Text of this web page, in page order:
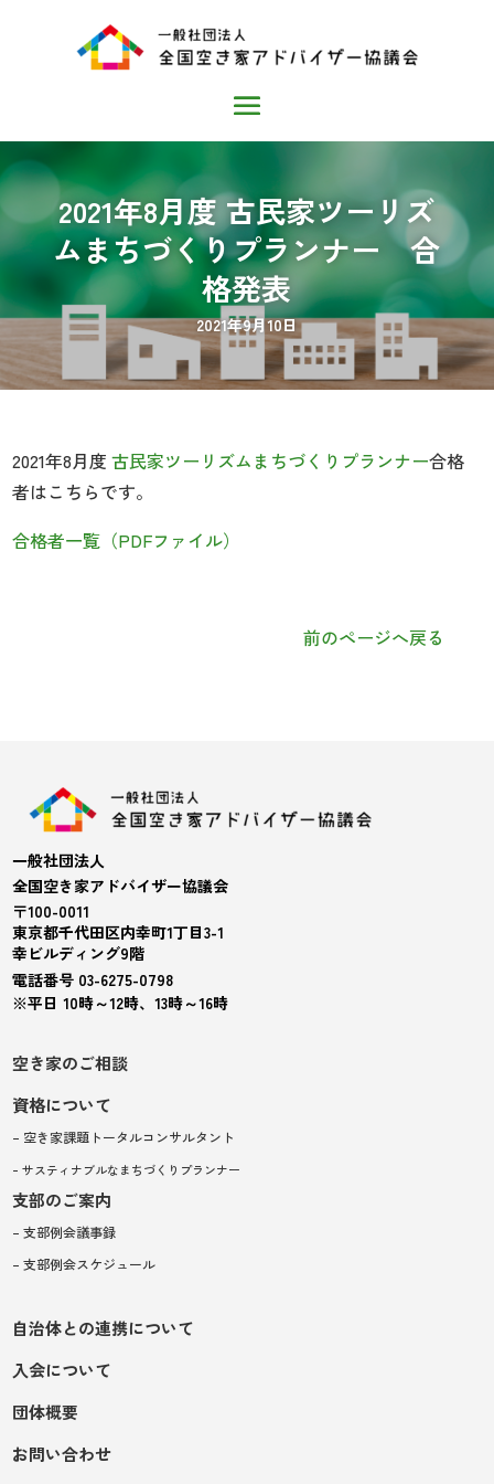
2021年8月度 古民家ツーリズ
ムまちづくりプランナー 合
格発表
2021年9月10日
2021年8月度古民家ツーリズムまちづくりプランナー合格
者はこちらです。
合格者一覧（PDFファイル）
前のページへ戻る
一般社団法人
全国空き家アドバイザー協議会
〒100-0011
東京都千代田区内幸町1丁目3-1
幸ビルディング9階
電話番号 03-6275-0798
※平日 10時～12時、13時～16時
空き家のご相談
資格について
– 空き家課題トータルコンサルタント
– サスティナブルなまちづくりプランナー
支部のご案内
– 支部例会議事録
– 支部例会スケジュール
自治体との連携について
入会について
団体概要
お問い合わせ